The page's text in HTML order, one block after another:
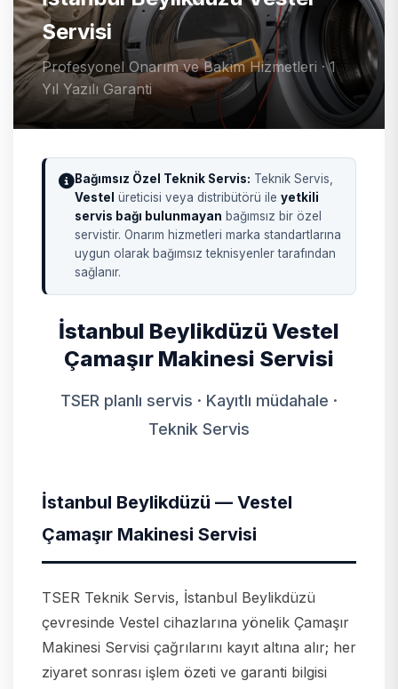
Servisi
Profesyonel Onarım ve Bakım Hizmetleri · 1
Yıl Yazılı Garanti
Bağımsız Özel Teknik Servis: Teknik Servis,
Vestel üreticisi veya distribütörü ileyetkili
servis bağı bulunmayan bağımsız bir özel
servistir. Onarım hizmetleri marka standartlarına
uygun olarak bağımsız teknisyenler tarafından
sağlanır.
İstanbul Beylikdüzü Vestel
Çamaşır Makinesi Servisi
TSER planlı servis · Kayıtlı müdahale ·
Teknik Servis
İstanbul Beylikdüzü — Vestel
Çamaşır Makinesi Servisi
TSER Teknik Servis, İstanbul Beylikdüzü
çevresinde Vestel cihazlarına yönelik Çamaşır
Makinesi Servisi çağrılarını kayıt altına alır; her
ziyaret sonrası işlem özeti ve garanti bilgisi